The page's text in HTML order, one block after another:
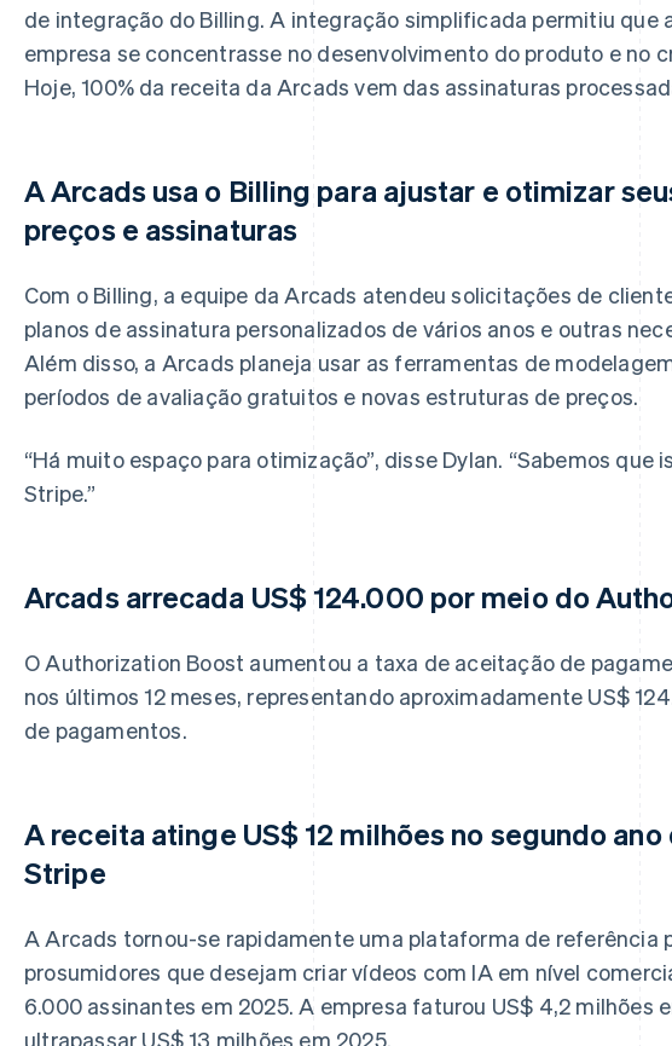
de integração do Billing. A integração simplificada permitiu que
empresa se concentrasse no desenvolvimento do produto e no
Hoje, 100% da receita da Arcads vem das assinaturas
A Arcads usa o Billing para ajustar e otimizar
preços e assinaturas
Com o Billing, a equipe da Arcads atendeu solicitações de
planos de assinatura personalizados de vários anos e outras
Além disso, a Arcads planeja usar as ferramentas de
períodos de avaliação gratuitos e novas estruturas de preços.
“Há muito espaço para otimização”, disse Dylan. “Sabemos que
Stripe.”
Arcads arrecada US$ 124.000 por meio do
O Authorization Boost aumentou a taxa de aceitação de
nos últimos 12 meses, representando aproximadamente US$
de pagamentos.
A receita atinge US$ 12 milhões no segundo
Stripe
A Arcads tornou-se rapidamente uma plataforma de referência
prosumidores que desejam criar vídeos com IA em nível
6.000 assinantes em 2025. A empresa faturou US$ 4,2 milhões
ultrapassar US$ 13 milhões em 2025.